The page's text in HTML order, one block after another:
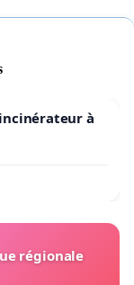
à
régionale